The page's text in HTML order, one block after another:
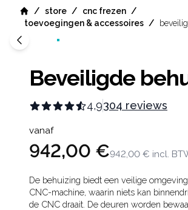
Home
/ store / cnc frezen /
toevoegingen & accessoires /
Beveiligde
4,9304 reviews
Product
vanaf
942,00 €942,00 € incl.
Description
De behuizing biedt een veilige
CNC-machine, waarin niets kan
de CNC draait. De deuren worden